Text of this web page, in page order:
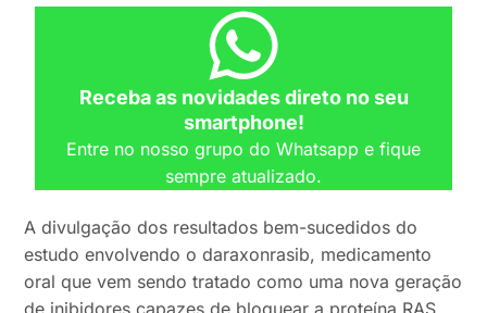
Receba as novidades direto no seu
smartphone!
Entre no nosso grupo do Whatsapp e fique
sempre atualizado.
A divulgação dos resultados bem-sucedidos do
estudo envolvendo o daraxonrasib, medicamento
oral que vem sendo tratado como uma nova geração